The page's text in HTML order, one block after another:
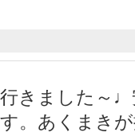
きました～
。あくまき